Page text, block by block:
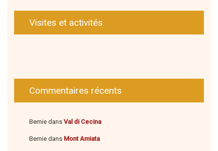
Visites et activités
Commentaires récents
Bernie dans Val di Cecina
Bernie dans Mont Amiata